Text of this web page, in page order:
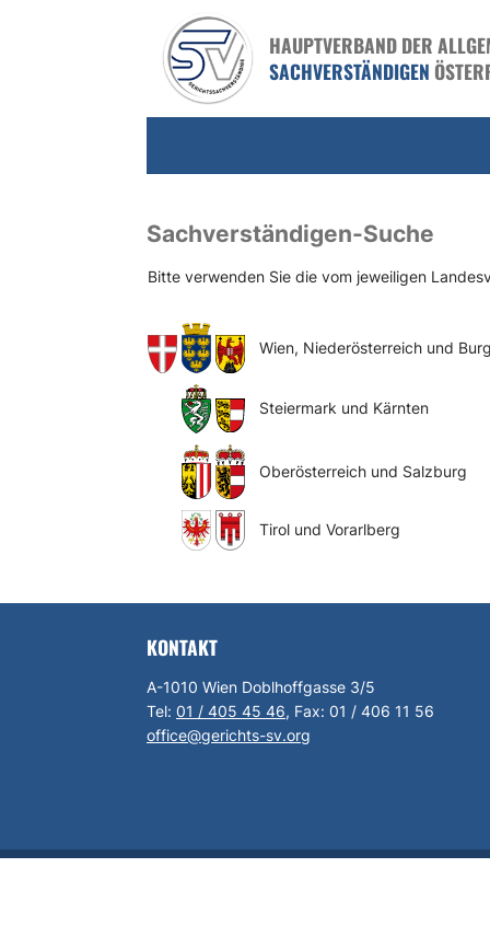
HAUPTVERBAND DER
SACHVERSTÄNDIGEN
Sachverständigen-Suche
Bitte verwenden Sie die vom jeweiligen
Wien, Niederösterreich und
Steiermark und Kärnten
Oberösterreich und Salzburg
Tirol und Vorarlberg
KONTAKT
A-1010 Wien Doblhoffgasse 3/5
Tel: 01 / 405 45 46, Fax: 01 / 406 11 56
office@gerichts-sv.org